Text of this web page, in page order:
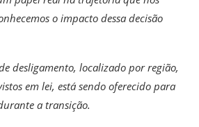
o impacto dessa decisão
desligamento, localizado por região,
em lei, está sendo oferecido para
a transição.